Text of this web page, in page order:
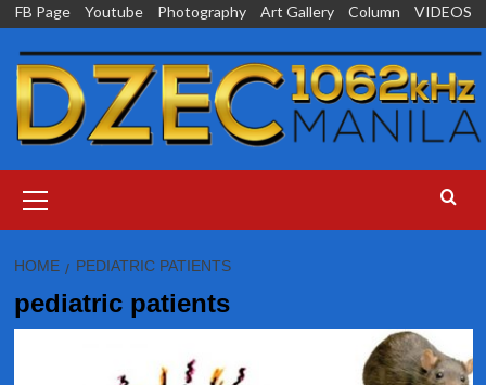
Skip
content
FB Page Youtube Photography Art Gallery Column VIDEOS
Menu
HOME PEDIATRIC PATIENTS
pediatric patients